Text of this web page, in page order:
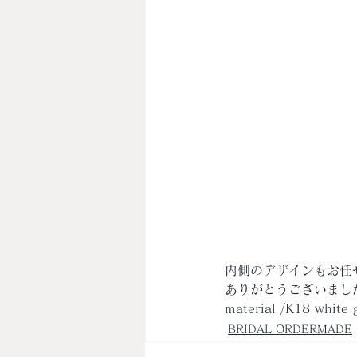
内側のデザインもお任
ありがとうございまし
material /K18 white
BRIDAL ORDERMADE